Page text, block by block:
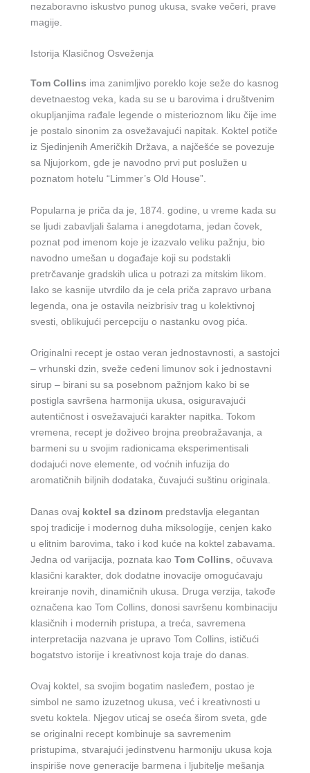
nezaboravno iskustvo punog ukusa, svake večeri, prave
magije.
Istorija Klasičnog Osveženja
Tom Collins ima zanimljivo poreklo koje seže do kasnog
devetnaestog veka, kada su se u barovima i društvenim
okupljanjima rađale legende o misterioznom liku čije ime
je postalo sinonim za osvežavajući napitak. Koktel potiče
iz Sjedinjenih Američkih Država, a najčešće se povezuje
sa Njujorkom, gde je navodno prvi put poslužen u
poznatom hotelu “Limmer’s Old House”.
Popularna je priča da je, 1874. godine, u vreme kada su
se ljudi zabavljali šalama i anegdotama, jedan čovek,
poznat pod imenom koje je izazvalo veliku pažnju, bio
navodno umešan u događaje koji su podstakli
pretrčavanje gradskih ulica u potrazi za mitskim likom.
Iako se kasnije utvrdilo da je cela priča zapravo urbana
legenda, ona je ostavila neizbrisiv trag u kolektivnoj
svesti, oblikujući percepciju o nastanku ovog pića.
Originalni recept je ostao veran jednostavnosti, a sastojci
– vrhunski dzin, sveže ceđeni limunov sok i jednostavni
sirup – birani su sa posebnom pažnjom kako bi se
postigla savršena harmonija ukusa, osiguravajući
autentičnost i osvežavajući karakter napitka. Tokom
vremena, recept je doživeo brojna preobražavanja, a
barmeni su u svojim radionicama eksperimentisali
dodajući nove elemente, od voćnih infuzija do
aromatičnih biljnih dodataka, čuvajući suštinu originala.
Danas ovaj koktel sa dzinom predstavlja elegantan
spoj tradicije i modernog duha miksologije, cenjen kako
u elitnim barovima, tako i kod kuće na koktel zabavama.
Jedna od varijacija, poznata kao Tom Collins , očuvava
klasični karakter, dok dodatne inovacije omogućavaju
kreiranje novih, dinamičnih ukusa. Druga verzija, takođe
označena kao Tom Collins, donosi savršenu kombinaciju
klasičnih i modernih pristupa, a treća, savremena
interpretacija nazvana je upravo Tom Collins, ističući
bogatstvo istorije i kreativnost koja traje do danas.
Ovaj koktel, sa svojim bogatim nasleđem, postao je
simbol ne samo izuzetnog ukusa, već i kreativnosti u
svetu koktela. Njegov uticaj se oseća širom sveta, gde
se originalni recept kombinuje sa savremenim
pristupima, stvarajući jedinstvenu harmoniju ukusa koja
inspiriše nove generacije barmena i ljubitelje mešanja